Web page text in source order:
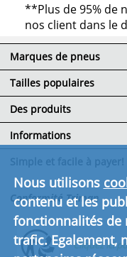
**Plus de 95% de
nos client dans le
Marques de pneus
Tailles populaires
Des produits
Informations
Conformité Triman
Cliquez ici
Nous utilisons
contenu et les
fonctionnalités de
trafic. Egalement,